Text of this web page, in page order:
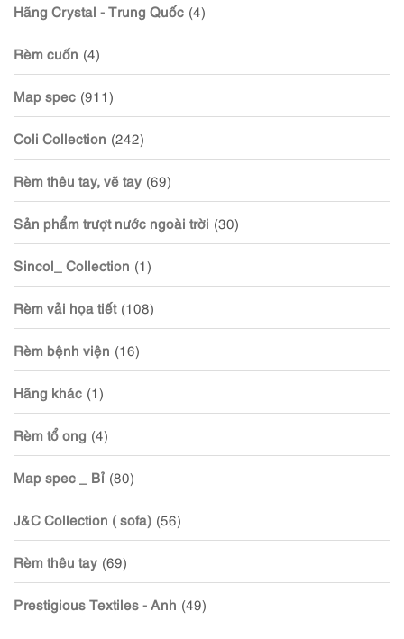
Hãng Crystal - Trung Quốc (4)
Rèm cuốn (4)
Map spec (911)
Coli Collection (242)
Rèm thêu tay, vẽ tay (69)
Sản phẩm trượt nước ngoài trời (30)
Sincol_ Collection (1)
Rèm vải họa tiết (108)
Rèm bệnh viện (16)
Hãng khác (1)
Rèm tổ ong (4)
Map spec _ Bỉ (80)
J&C Collection ( sofa) (56)
Rèm thêu tay (69)
Prestigious Textiles - Anh (49)